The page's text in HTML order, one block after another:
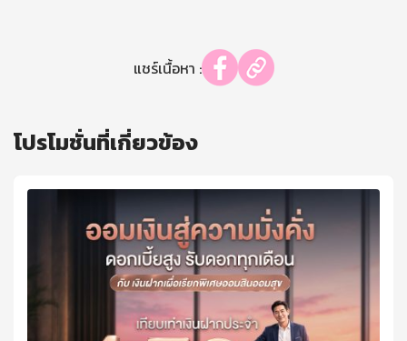
แชร์เนื้อหา :
โปรโมชั่นที่เกี่ยวข้อง